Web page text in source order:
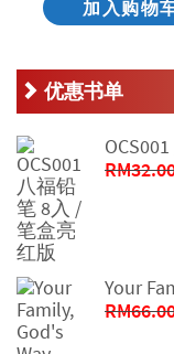
加入购物
优惠书单
RM
Your
RM